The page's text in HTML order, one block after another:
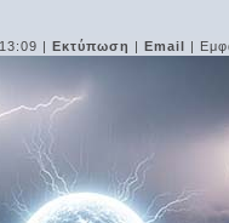
| Εκτύπωση | Email |